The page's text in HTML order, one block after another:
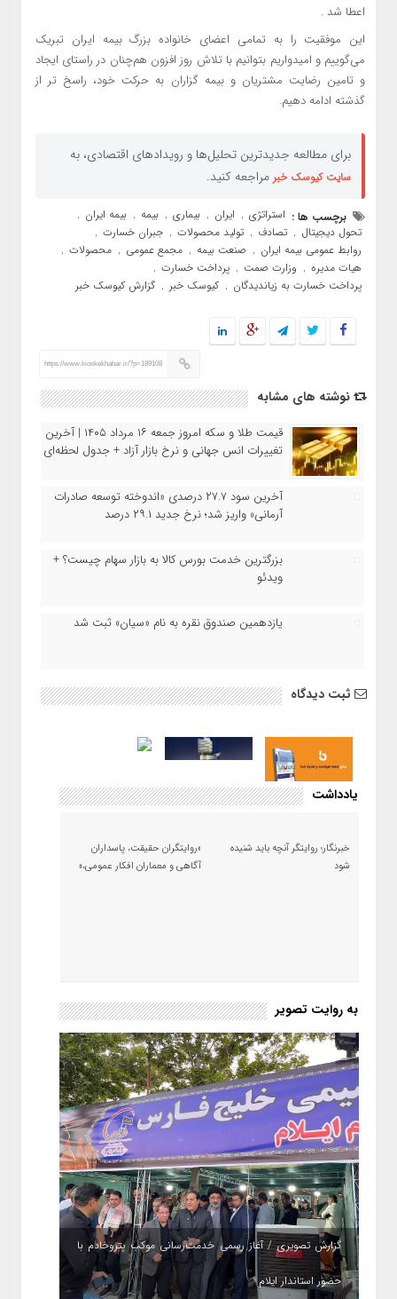
اعطا شد .
این موفقیت را به تمامی اعضای خانواده بزرگ بیمه ایران تبریک
می‌گوییم و امیدواریم بتوانیم با تلاش روز افزون هم‌چنان در راستای ایجاد
و تامین رضایت مشتریان و بیمه گزاران به حرکت خود، راسخ تر از
گذشته ادامه دهیم.
برای مطالعه جدیدترین تحلیل‌ها و رویدادهای اقتصادی، به
سایت کیوسک خبر مراجعه کنید.
برچسب ها : استراتژی , ایران , بیماری , بیمه , بیمه ایران ,
تحول دیجیتال , تصادف , تولید محصولات , جبران خسارت ,
روابط عمومی بیمه ایران , صنعت بیمه , مجمع عمومی , محصولات ,
هیات مدیره , وزارت صمت , پرداخت خسارت ,
پرداخت خسارت به زیاندیدگان , کیوسک خبر , گزارش کیوسک خبر
https://www.kioskekhabar.ir/?p=189108
نوشته های مشابه
قیمت طلا و سکه امروز جمعه ۱۶ مرداد ۱۴۰۵ | آخرین
تغییرات انس جهانی و نرخ بازار آزاد + جدول لحظه‌ای
آخرین سود ۲۷.۷ درصدی «اندوخته توسعه صادرات
آرمانی» واریز شد؛ نرخ جدید ۲۹.۱ درصد
بزرگترین خدمت بورس کالا به بازار سهام چیست؟ +
ویدئو
یازدهمین صندوق نقره به نام «سیان» ثبت شد
ثبت دیدگاه
یادداشت
خبرنگار؛ روایتگر آنچه باید شنیده
شود
«روایتگران حقیقت، پاسداران
آگاهی و معماران افکار عمومی،»
به روایت تصویر
گزارش تصویری / آغاز رسمی خدمت‌رسانی موکب پتروخادم با
حضور استاندار ایلام